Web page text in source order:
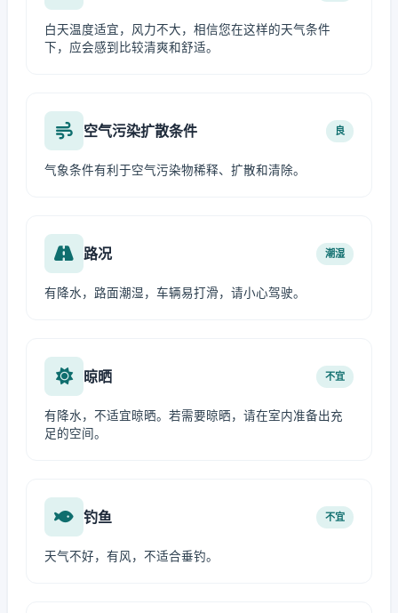
白天温度适宜，风力不大，相信您在这样的天气条件
下，应会感到比较清爽和舒适。
空气污染扩散条件 良
气象条件有利于空气污染物稀释、扩散和清除。
路况 潮湿
有降水，路面潮湿，车辆易打滑，请小心驾驶。
晾晒 不宜
有降水，不适宜晾晒。若需要晾晒，请在室内准备出充
足的空间。
钓鱼 不宜
天气不好，有风，不适合垂钓。